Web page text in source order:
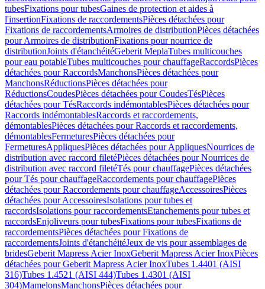
tubesFixations pour tubesGaines de protection et aides à
l'insertionFixations de raccordementsPièces détachées pour
Fixations de raccordementsArmoires de distributionPièces détachées
pour Armoires de distributionFixations pour nourrice de
distributionJoints d'étanchéitéGeberit MeplaTubes multicouches
pour eau potableTubes multicouches pour chauffageRaccordsPièces
détachées pour RaccordsManchonsPièces détachées pour
ManchonsRéductionsPièces détachées pour
RéductionsCoudesPièces détachées pour CoudesTésPièces
détachées pour TésRaccords indémontablesPièces détachées pour
Raccords indémontablesRaccords et raccordements,
démontablesPièces détachées pour Raccords et raccordements,
démontablesFermeturesPièces détachées pour
FermeturesAppliquesPièces détachées pour AppliquesNourrices de
distribution avec raccord filetéPièces détachées pour Nourrices de
distribution avec raccord filetéTés pour chauffagePièces détachées
pour Tés pour chauffageRaccordements pour chauffagePièces
détachées pour Raccordements pour chauffageAccessoiresPièces
détachées pour AccessoiresIsolations pour tubes et
raccordsIsolations pour raccordementsEtanchements pour tubes et
raccordsEnjoliveurs pour tubesFixations pour tubesFixations de
raccordementsPièces détachées pour Fixations de
raccordementsJoints d'étanchéitéJeux de vis pour assemblages de
bridesGeberit Mapress Acier InoxGeberit Mapress Acier InoxPièces
détachées pour Geberit Mapress Acier InoxTubes 1.4401 (AISI
316)Tubes 1.4521 (AISI 444)Tubes 1.4301 (AISI
304)MamelonsManchonsPièces détachées pour